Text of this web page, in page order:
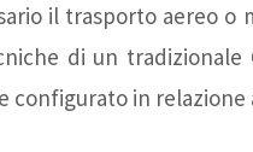
il trasporto aereo
di un
configurato in